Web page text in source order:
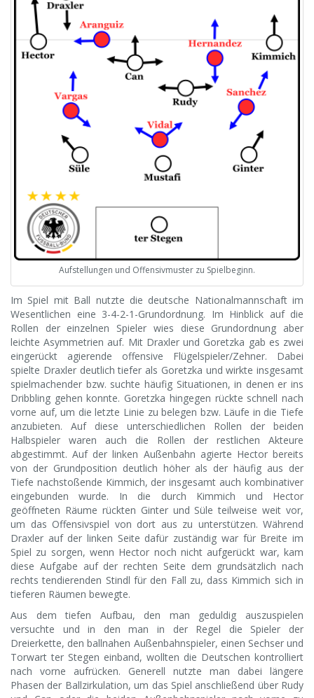
Aufstellungen und Offensivmuster zu Spielbeginn.
Im Spiel mit Ball nutzte die deutsche Nationalmannschaft im
Wesentlichen eine 3-4-2-1-Grundordnung. Im Hinblick auf die
Rollen der einzelnen Spieler wies diese Grundordnung aber
leichte Asymmetrien auf. Mit Draxler und Goretzka gab es zwei
eingerückt agierende offensive Flügelspieler/Zehner. Dabei
spielte Draxler deutlich tiefer als Goretzka und wirkte insgesamt
spielmachender bzw. suchte häufig Situationen, in denen er ins
Dribbling gehen konnte. Goretzka hingegen rückte schnell nach
vorne auf, um die letzte Linie zu belegen bzw. Läufe in die Tiefe
anzubieten. Auf diese unterschiedlichen Rollen der beiden
Halbspieler waren auch die Rollen der restlichen Akteure
abgestimmt. Auf der linken Außenbahn agierte Hector bereits
von der Grundposition deutlich höher als der häufig aus der
Tiefe nachstoßende Kimmich, der insgesamt auch kombinativer
eingebunden wurde. In die durch Kimmich und Hector
geöffneten Räume rückten Ginter und Süle teilweise weit vor,
um das Offensivspiel von dort aus zu unterstützen. Während
Draxler auf der linken Seite dafür zuständig war für Breite im
Spiel zu sorgen, wenn Hector noch nicht aufgerückt war, kam
diese Aufgabe auf der rechten Seite dem grundsätzlich nach
rechts tendierenden Stindl für den Fall zu, dass Kimmich sich in
tieferen Räumen bewegte.
Aus dem tiefen Aufbau, den man geduldig auszuspielen
versuchte und in den man in der Regel die Spieler der
Dreierkette, den ballnahen Außenbahnspieler, einen Sechser und
Torwart ter Stegen einband, wollten die Deutschen kontrolliert
nach vorne aufrücken. Generell nutzte man dabei längere
Phasen der Ballzirkulation, um das Spiel anschließend über Rudy